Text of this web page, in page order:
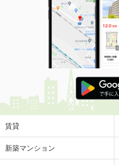
賃貸
新築マンション